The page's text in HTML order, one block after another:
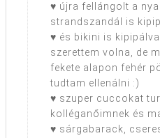
♥ újra fellángolt a
strandszandál is
♥ és bikini is
szerettem volna, de
fekete alapon fehér
tudtam ellenálni :)
♥ szuper cuccokat
kolléganőimnek és
♥ sárgabarack,